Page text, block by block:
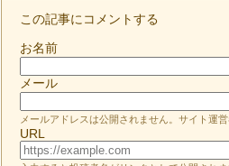
この記事にコメントする
お名前
メール
メールアドレスは公開されません。サイト運
URL